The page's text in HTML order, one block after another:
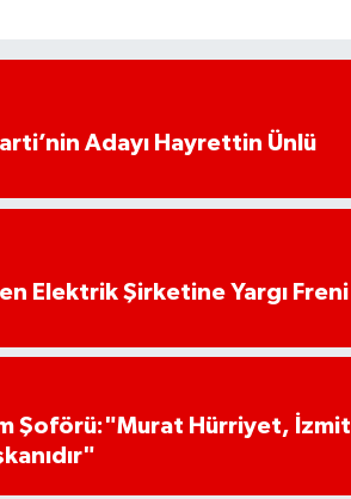
Adayı Hayrettin Ünlü
Elektrik Şirketine Yargı Freni
Şoförü:"Murat Hürriyet, İzmit